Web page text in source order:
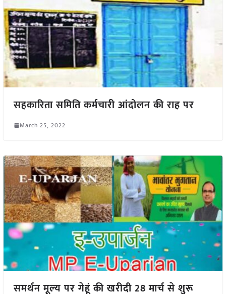
सहकारिता समिति कर्मचारी आंदोलन की राह पर
March 25, 2022
समर्थन मूल्य पर गेहूं की खरीदी 28 मार्च से शुरू